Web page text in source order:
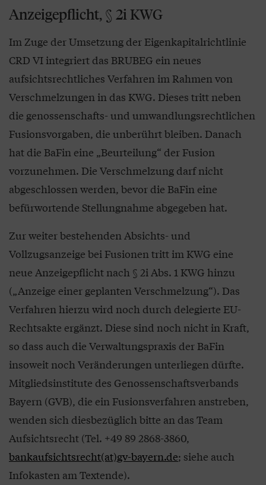
Anzeigepflicht, § 2i KWG
Im Zuge der Umsetzung der Eigenkapitalrichtlinie
CRD VI integriert das BRUBEG ein neues
aufsichtsrechtliches Verfahren im Rahmen von
Verschmelzungen in das KWG. Dieses tritt neben
die genossenschafts- und umwandlungsrechtlichen
Fusionsvorgaben, die unberührt bleiben. Danach
hat die BaFin eine „Beurteilung“ der Fusion
vorzunehmen. Die Verschmelzung darf nicht
abgeschlossen werden, bevor die BaFin eine
befürwortende Stellungnahme abgegeben hat.
Zur weiter bestehenden Absichts- und
Vollzugsanzeige bei Fusionen tritt im KWG eine
neue Anzeigepflicht nach § 2i Abs. 1 KWG hinzu
(„Anzeige einer geplanten Verschmelzung“). Das
Verfahren hierzu wird noch durch delegierte EU-
Rechtsakte ergänzt. Diese sind noch nicht in Kraft,
so dass auch die Verwaltungspraxis der BaFin
insoweit noch Veränderungen unterliegen dürfte.
Mitgliedsinstitute des Genossenschaftsverbands
Bayern (GVB), die ein Fusionsverfahren anstreben,
wenden sich diesbezüglich bitte an das Team
Aufsichtsrecht (Tel. +49 89 2868-3860,
bankaufsichtsrecht(at)gv-bayern.de; siehe auch
Infokasten am Textende).